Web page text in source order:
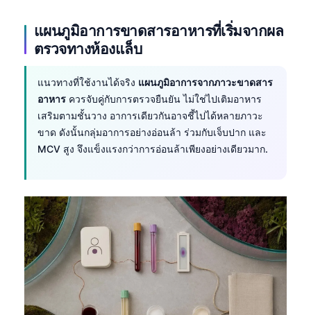
แผนภูมิอาการขาดสารอาหารที่เริ่มจากผล
ตรวจทางห้องแล็บ
แนวทางที่ใช้งานได้จริง แผนภูมิอาการจากภาวะขาดสาร
อาหาร ควรจับคู่กับการตรวจยืนยัน ไม่ใช่ไปเติมอาหาร
เสริมตามชั้นวาง อาการเดียวกันอาจชี้ไปได้หลายภาวะ
ขาด ดังนั้นกลุ่มอาการอย่างอ่อนล้า ร่วมกับเจ็บปาก และ
MCV สูง จึงแข็งแรงกว่าการอ่อนล้าเพียงอย่างเดียวมาก.
Hrvatski
Slovenčina
پښتو
سنڌي
অসমীয়া
Galego
Latviešu valoda
Македонски јазик
Gàidhlig